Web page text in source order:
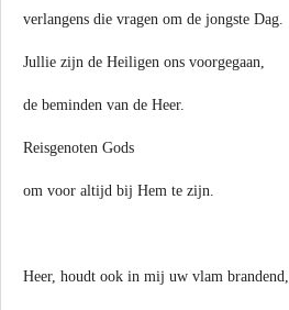
verlangens die vragen om de jongste Dag.
Jullie zijn de Heiligen ons voorgegaan,
de beminden van de Heer.
Reisgenoten Gods
om voor altijd bij Hem te zijn.
Heer, houdt ook in mij uw vlam brandend,